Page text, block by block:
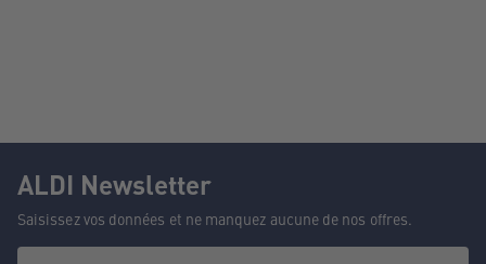
ALDI Newsletter
Saisissez vos données et ne manquez aucune de nos offres.